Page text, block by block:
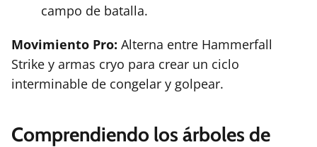
campo de batalla.
Movimiento Pro: Alterna entre Hammerfall
Strike y armas cryo para crear un ciclo
interminable de congelar y golpear.
Comprendiendo los árboles de